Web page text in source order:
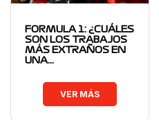
FORMULA 1: ¿CUÁLES
SON LOS TRABAJOS
MÁS EXTRAÑOS EN
UNA…
VER MÁS